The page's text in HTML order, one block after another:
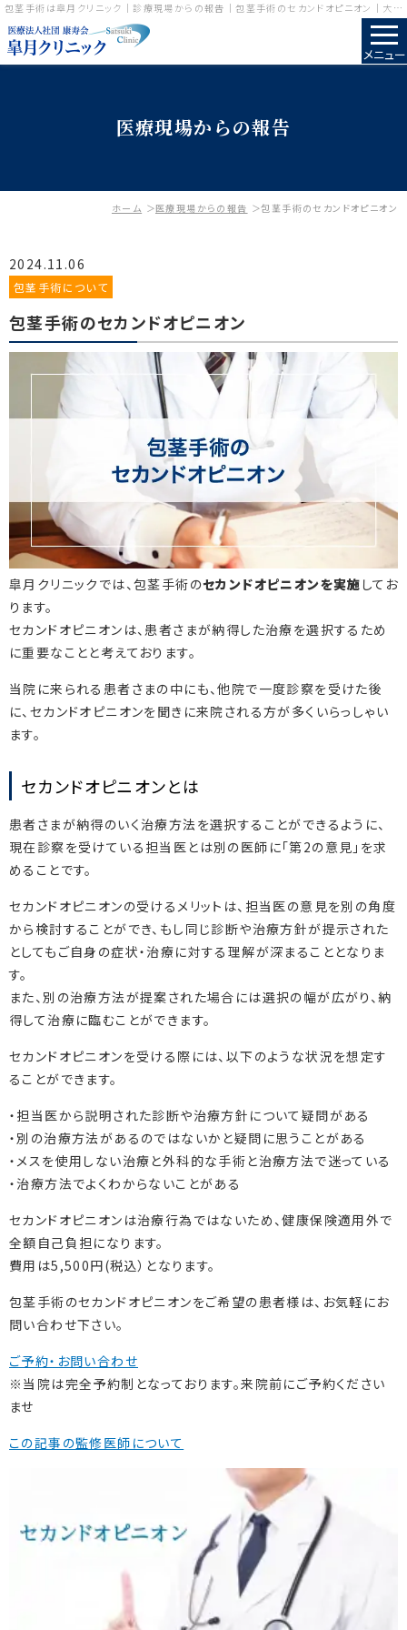
包茎手術は皐月クリニック｜診療現場からの報告｜包茎手術のセカンドオピニオン｜大阪,神戸,広島,岡山で開院
メニュー
医療現場からの報告
ホーム 医療現場からの報告 包茎手術のセカンドオピニオン
2024.11.06
包茎手術について
包茎手術のセカンドオピニオン
皐月クリニックでは、包茎手術のセカンドオピニオンを実施 してお
ります。
セカンドオピニオンは、患者さまが納得した治療を選択するため
に重要なことと考えております。
当院に来られる患者さまの中にも、他院で一度診察を受けた後
に、セカンドオピニオンを聞きに来院される方が多くいらっしゃい
ます。
セカンドオピニオンとは
患者さまが納得のいく治療方法を選択することができるように、
現在診察を受けている担当医とは別の医師に「第2の意見」を求
めることです。
セカンドオピニオンの受けるメリットは、担当医の意見を別の角度
から検討することができ、もし同じ診断や治療方針が提示された
としてもご自身の症状・治療に対する理解が深まることとなりま
す。
また、別の治療方法が提案された場合には選択の幅が広がり、納
得して治療に臨むことができます。
セカンドオピニオンを受ける際には、以下のような状況を想定す
ることができます。
・担当医から説明された診断や治療方針について疑問がある
・別の治療方法があるのではないかと疑問に思うことがある
・メスを使用しない治療と外科的な手術と治療方法で迷っている
・治療方法でよくわからないことがある
セカンドオピニオンは治療行為ではないため、健康保険適用外で
全額自己負担になります。
費用は5,500円(税込）となります。
包茎手術のセカンドオピニオンをご希望の患者様は、お気軽にお
問い合わせ下さい。
ご予約・お問い合わせ
※当院は完全予約制となっております。来院前にご予約ください
ませ
この記事の監修医師について